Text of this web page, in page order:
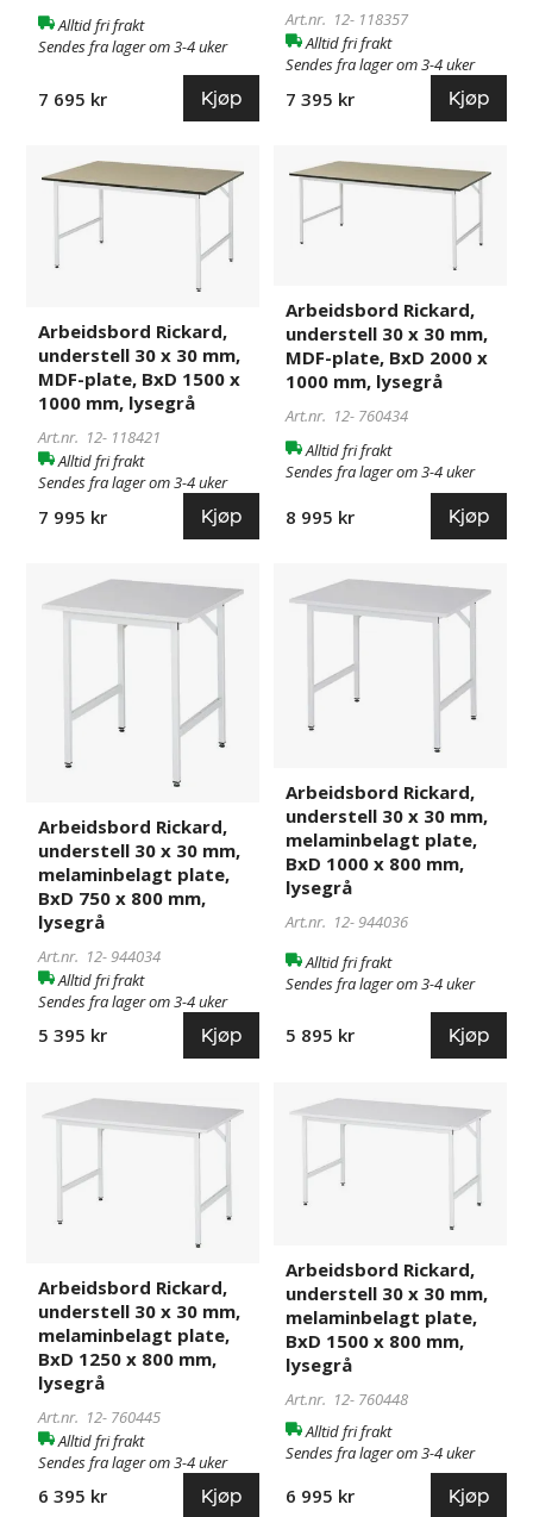
800
lysegrå
Alltid fri frakt
Sendes fra lager om 3-4 uker
7 695 kr Kjøp
1000
mm,
lysegrå
Art.nr. 12- 118357
Alltid fri frakt
Sendes fra lager om 3-4 uker
7 395 kr Kjøp
Arbeidsbord
Rickard,
MDF-
plate,
BxD
1000
lysegrå
118421
Arbeidsbord Rickard,
understell 30 x 30 mm,
MDF-plate, BxD 1500 x
1000 mm, lysegrå
Art.nr. 12- 118421
Alltid fri frakt
Sendes fra lager om 3-4 uker
7 995 kr Kjøp
Arbeidsbord
Rickard,
understell
mm,
MDF-
plate,
BxD
2000
1000
lysegrå
760434
Arbeidsbord Rickard,
understell 30 x 30 mm,
MDF-plate, BxD 2000 x
1000 mm, lysegrå
Art.nr. 12- 760434
Alltid fri frakt
Sendes fra lager om 3-4 uker
8 995 kr Kjøp
Arbeidsbord
Rickard,
understell
melaminbelagt
750
800
mm,
Arbeidsbord Rickard,
understell 30 x 30 mm,
melaminbelagt plate,
BxD 750 x 800 mm,
lysegrå
Art.nr. 12-944034
Alltid fri frakt
Sendes fra lager om 3-4 uker
5 395 kr Kjøp
Arbeidsbord
Rickard,
mm,
plate,
BxD
1000
800
mm,
Arbeidsbord Rickard,
understell 30 x 30 mm,
melaminbelagt plate,
BxD 1000 x 800 mm,
lysegrå
Art.nr. 12-944036
Alltid fri frakt
Sendes fra lager om 3-4 uker
5 895 kr Kjøp
Arbeidsbord
Rickard,
melaminbelagt
plate,
BxD
1250
800
mm,
lysegrå
760445
Arbeidsbord Rickard,
understell 30 x 30 mm,
melaminbelagt plate,
BxD 1250 x 800 mm,
lysegrå
Art.nr. 12- 760445
Alltid fri frakt
Sendes fra lager om 3-4 uker
6 395 kr Kjøp
Arbeidsbord
Rickard,
melaminbelagt
plate,
BxD
1500
800
mm,
lysegrå
760448
Arbeidsbord Rickard,
understell 30 x 30 mm,
melaminbelagt plate,
BxD 1500 x 800 mm,
lysegrå
Art.nr. 12- 760448
Alltid fri frakt
Sendes fra lager om 3-4 uker
6 995 kr Kjøp